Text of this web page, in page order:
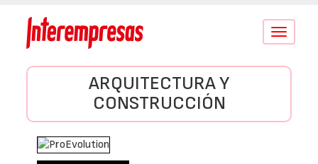
Conmutar
ARQUITECTURA Y
CONSTRUCCIÓN